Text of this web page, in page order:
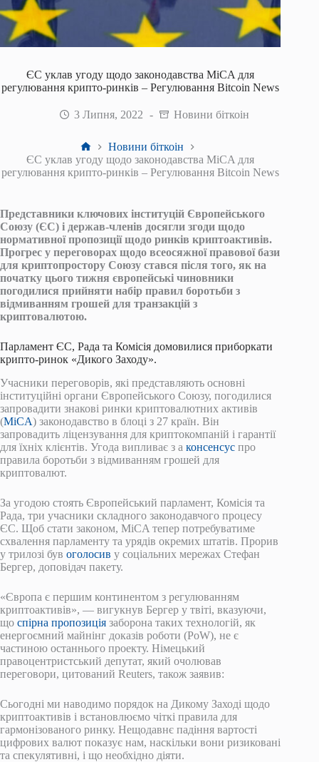
ЄС уклав угоду щодо законодавства MiCA для
регулювання крипто-ринків – Регулювання Bitcoin News
3 Липня, 2022 Новини біткоін
Головна
Новини біткоін
ЄС уклав угоду щодо законодавства MiCA для
регулювання крипто-ринків – Регулювання Bitcoin News
Представники ключових інституцій Європейського
Союзу (ЄС) і держав-членів досягли згоди щодо
нормативної пропозиції щодо ринків криптоактивів.
Прогрес у переговорах щодо всеосяжної правової бази
для криптопростору Союзу стався після того, як на
початку цього тижня європейські чиновники
погодилися прийняти набір правил боротьби з
відмиванням грошей для транзакцій з
криптовалютою.
Парламент ЄС, Рада та Комісія домовилися приборкати
крипто-ринок «Дикого Заходу».
Учасники переговорів, які представляють основні
інституційні органи Європейського Союзу, погодилися
запровадити знакові ринки криптовалютних активів
(MiCA) законодавство в блоці з 27 країн. Він
запровадить ліцензування для криптокомпаній і гарантії
для їхніх клієнтів. Угода випливає з a консенсус про
правила боротьби з відмиванням грошей для
криптовалют.
За угодою стоять Європейський парламент, Комісія та
Рада, три учасники складного законодавчого процесу
ЄС. Щоб стати законом, MiCA тепер потребуватиме
схвалення парламенту та урядів окремих штатів. Прорив
у трилозі був оголосив у соціальних мережах Стефан
Бергер, доповідач пакету.
«Європа є першим континентом з регулюванням
криптоактивів», — вигукнув Бергер у твіті, вказуючи,
що спірна пропозиція заборона таких технологій, як
енергоємний майнінг доказів роботи (PoW), не є
частиною останнього проекту. Німецький
правоцентристський депутат, який очолював
переговори, цитований Reuters, також заявив:
Сьогодні ми наводимо порядок на Дикому Заході щодо
криптоактивів і встановлюємо чіткі правила для
гармонізованого ринку. Нещодавнє падіння вартості
цифрових валют показує нам, наскільки вони ризиковані
та спекулятивні, і що необхідно діяти.